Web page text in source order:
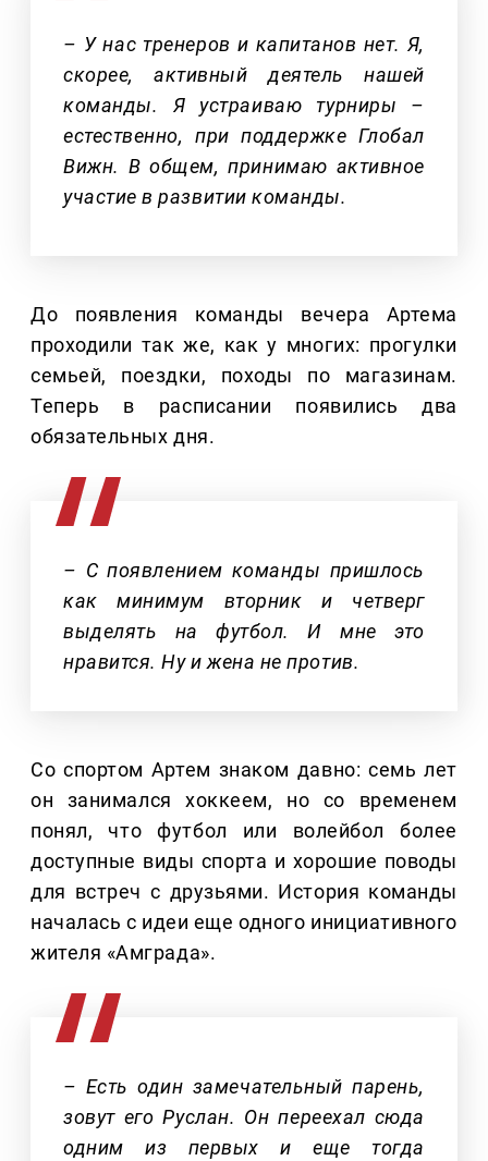
– У нас тренеров и капитанов нет. Я,
скорее, активный деятель нашей
команды. Я устраиваю турниры –
естественно, при поддержке Глобал
Вижн. В общем, принимаю активное
участие в развитии команды.
До появления команды вечера Артема
проходили так же, как у многих: прогулки
семьей, поездки, походы по магазинам.
Теперь в расписании появились два
обязательных дня.
– С появлением команды пришлось
как минимум вторник и четверг
выделять на футбол. И мне это
нравится. Ну и жена не против.
Со спортом Артем знаком давно: семь лет
он занимался хоккеем, но со временем
понял, что футбол или волейбол более
доступные виды спорта и хорошие поводы
для встреч с друзьями. История команды
началась с идеи еще одного инициативного
жителя «Амграда».
– Есть один замечательный парень,
зовут его Руслан. Он переехал сюда
одним из первых и еще тогда